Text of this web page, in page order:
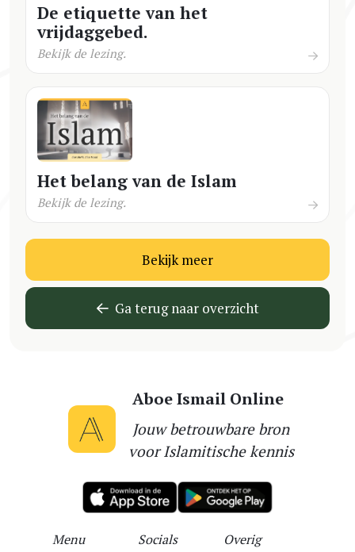
De etiquette van het
vrijdaggebed.
Bekijk de lezing.
Het belang van de Islam
Bekijk de lezing.
Bekijk meer
Ga terug naar overzicht
Aboe Ismail Online
Jouw betrouwbare bron
voor Islamitische kennis
Menu Socials Overig